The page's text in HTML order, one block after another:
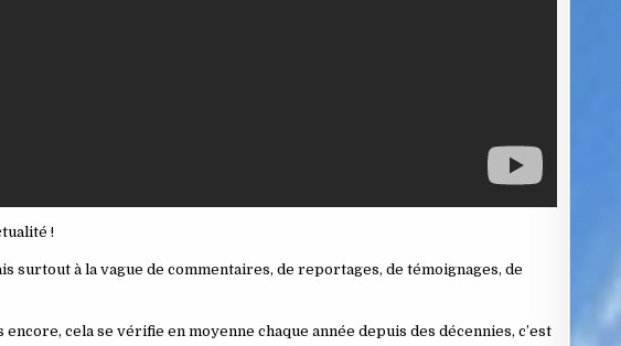
!
surtout à la vague de commentaires, de reportages, de témoignages, de
cela se vérifie en moyenne chaque année depuis des décennies, c’est